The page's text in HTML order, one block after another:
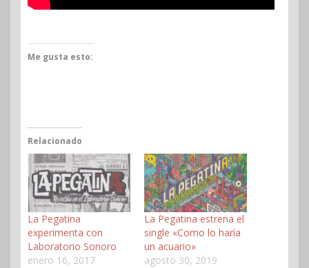
Me gusta esto:
Relacionado
La Pegatina
experimenta con
Laboratorio Sonoro
enero 16, 2017
La Pegatina estrena el
single «Como lo haría
un acuario»
agosto 30, 2019